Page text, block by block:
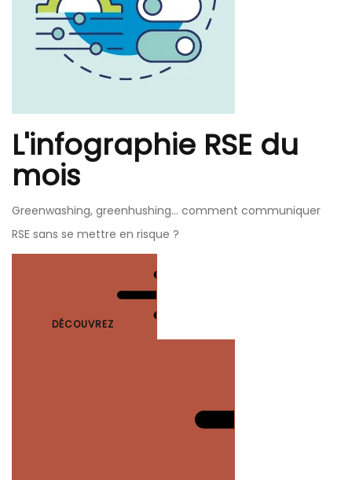
L'infographie RSE du
mois
Greenwashing, greenhushing… comment communiquer
RSE sans se mettre en risque ?
DÉCOUVREZ